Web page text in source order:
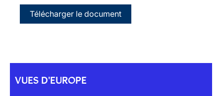
Télécharger le document
VUES D'EUROPE